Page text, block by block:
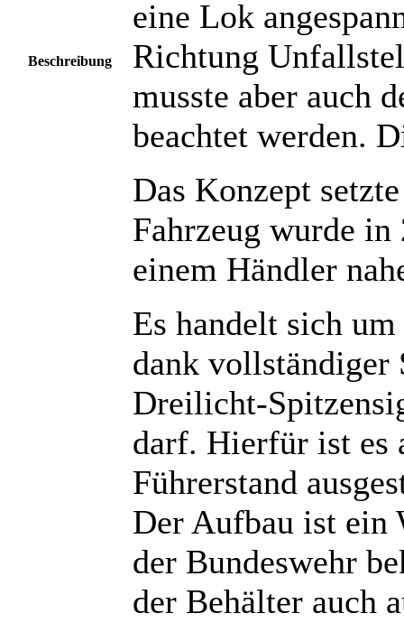
Beschreibung
eine Lok
Richtung
musste aber auch
beachtet werden.
Das Konzept
Fahrzeug wurde
einem Händler
Es handelt sich
dank vollständiger
Dreilicht-
darf. Hierfür ist es
Führerstand
Der Aufbau ist ein
der Bundeswehr
der Behälter auch